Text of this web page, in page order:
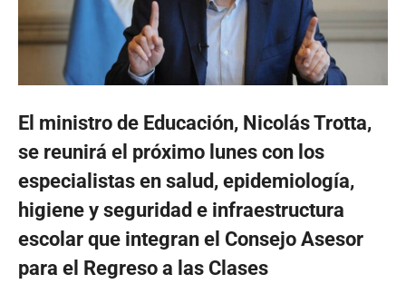
El ministro de Educación, Nicolás Trotta,
se reunirá el próximo lunes con los
especialistas en salud, epidemiología,
higiene y seguridad e infraestructura
escolar que integran el Consejo Asesor
para el Regreso a las Clases